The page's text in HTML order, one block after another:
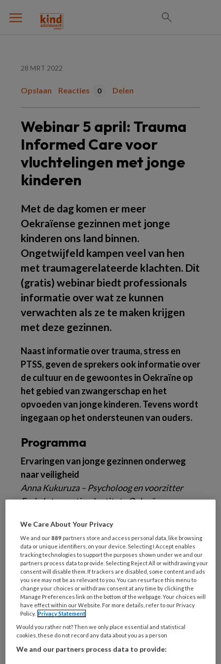
28 MRT 2022
Opslaan Reacties 0 Delen
Webinar 5 april: Trauma
Informed Care voor
vluchtelingen met jonge
kinderen
Met de dag komen er meer
Oekraïense gezinnen met jonge
kinderen ons land binnen.
Ongetwijfeld kampen veel van hen
met traumagerelateerde klachten. Dit
(gratis) webinar biedt professionals
informatie over wat ze kunnen
verwachten als ze te maken krijgen
met deze gezinnen.
Naast informatie over trauma, stress en
PTSS, geven de sprekers ook informatie over
de cultuur en de gewoontes in Oekraïne op
het gebied van zwangerschap en het
opvoeden van jonge kinderen. Tevens wordt
ingegaan op het ondersteunen van ouders.
Programma
Ervaringen van jonge gezinnen onderweg
naar veiligheid
Anna Kukuruza – Psycholoog en voorzitter
Early Intervention Institute Oekraïne
Anna is oprichter van Early Intervention
Institute in Oekraïne en heeft recent haar land
verlaten. In deze bijdrage vertelt ze over haar
eigen ervaringen en die van andere jonge
gezinnen op de vlucht. Daarnaast gaat Anna in
op de behoeftes van moeders en jonge
kinderen die in een nieuw land aankomen.
Geboortezorg en eerste jaren van kinderen
in Oekraïne
We Care About Your Privacy
We and our889 partners store and access personal data, like browsing
data or unique identifiers, on your device. Selecting I Accept enables
tracking technologies to support the purposes shown under we and our
partners process data to provide. Selecting Reject All or withdrawing your
consent will disable them. If trackers are disabled, some content and ads
you see may not be as relevant to you. You can resurface this menu to
change your choices or withdraw consent at any time by clicking the
Manage Preferences link on the bottom of the webpage. Your choices will
have effect within our Website. For more details, refer to our Privacy
Policy. Privacy Statement
Would you rather not? Then we only place essential and statistical
cookies, these do not record any data about you as a person
We and our partners process data to provide: